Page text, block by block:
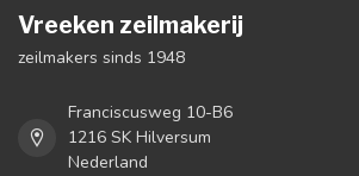
Vreeken zeilmakerij
zeilmakers sinds 1948
Franciscusweg 10-B6
1216 SK Hilversum
Nederland